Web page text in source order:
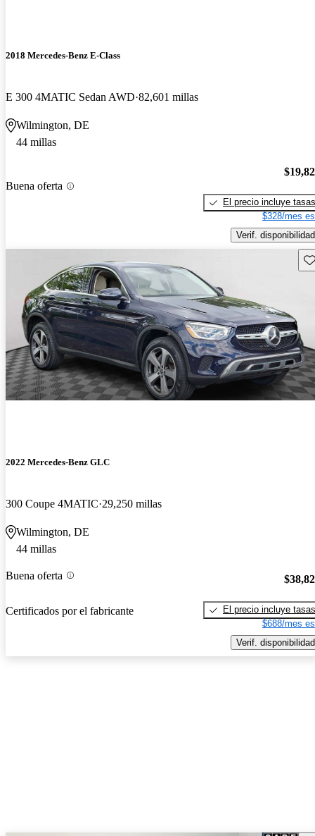
2018 Mercedes-Benz E-Class
E 300 4MATIC Sedan AWD 82,601 millas
Wilmington, DE
44 millas
Buena oferta
El precio incluye tasas
$328/mes
Verif. disponibilidad
2022 Mercedes-Benz GLC
300 Coupe 4MATIC 29,250 millas
Wilmington, DE
44 millas
Buena oferta
Certificados por el fabricante
El precio incluye tasas
$688/mes
Verif. disponibilidad